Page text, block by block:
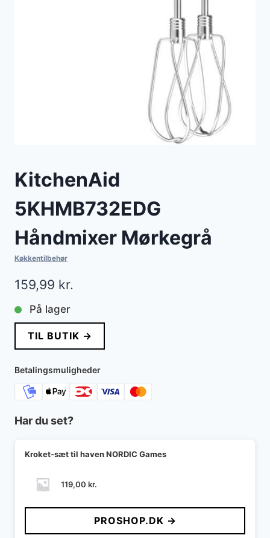
KitchenAid
5KHMB732EDG
Håndmixer Mørkegrå
Køkkentilbehør
159,99 kr.
På lager
TIL BUTIK →
Betalingsmuligheder
Har du set?
Kroket-sæt til haven NORDIC Games
119,00 kr.
PROSHOP.DK →